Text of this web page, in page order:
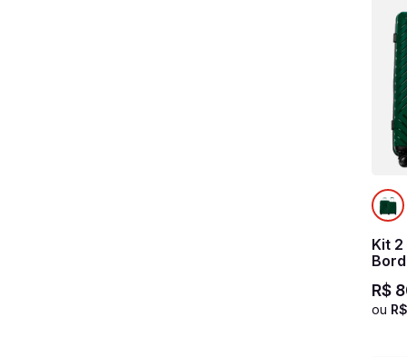
Kit 2
R$
ou R$